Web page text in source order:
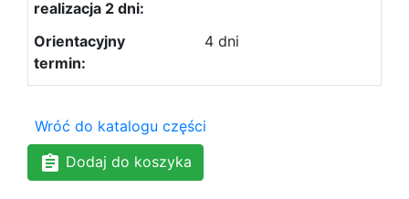
4 dni
Wróć do katalogu części
Dodaj do koszyka